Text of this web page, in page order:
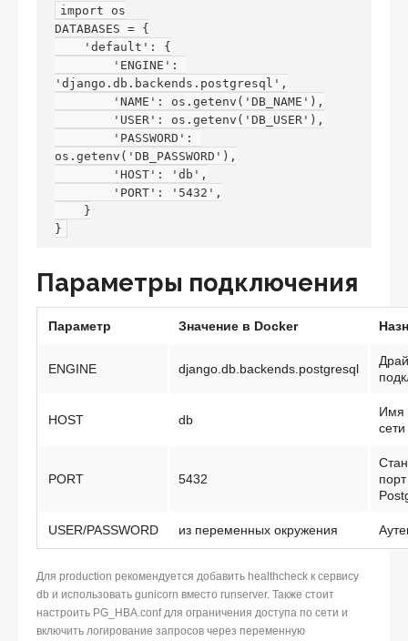
import os
DATABASES = {
'django.db.backends.postgresql',
os.getenv('DB_PASSWORD'),
}
Параметры подключения
Параметр Значение в Docker
ENGINE django.db.backends.postgresql
HOST db
Имя
PORT 5432
порт
USER/PASSWORD из переменных окружения
Для production рекомендуется добавить healthcheck к сервису
db и использовать gunicorn вместо runserver. Также стоит
настроить PG_HBA.conf для ограничения доступа по сети и
включить логирование запросов через переменную